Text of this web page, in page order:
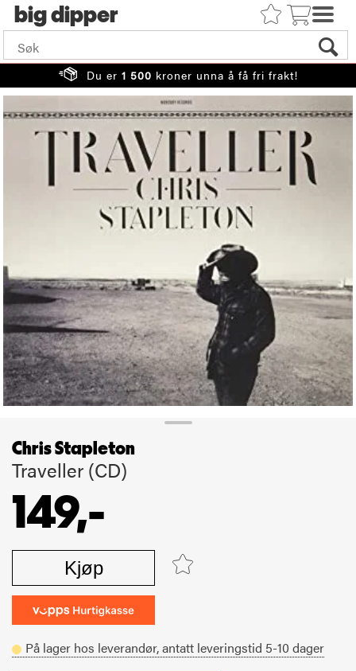
big
Du er 1 500 kroner unna å få fri frakt!
Chris Stapleton
Traveller (CD)
149,-
Kjøp
På lager hos leverandør,antatt leveringstid 5-10 dager